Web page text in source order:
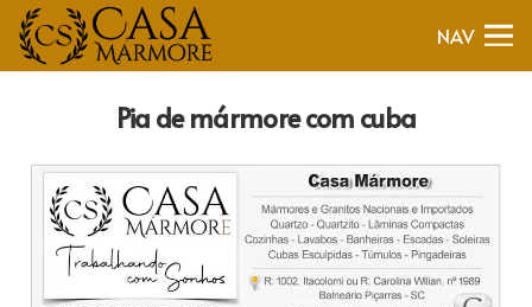
NAV
Pia de mármore com cuba